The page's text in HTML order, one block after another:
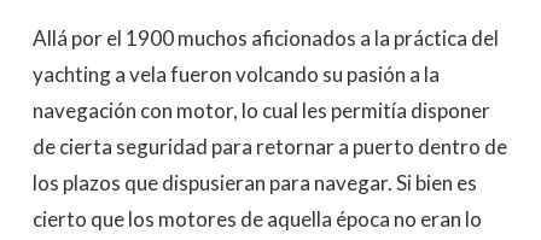
Allá por el 1900 muchos aficionados a la práctica del
yachting a vela fueron volcando su pasión a la
navegación con motor, lo cual les permitía disponer
de cierta seguridad para retornar a puerto dentro de
los plazos que dispusieran para navegar. Si bien es
cierto que los motores de aquella época no eran lo